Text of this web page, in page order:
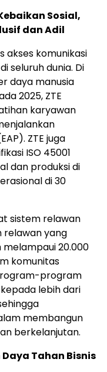
Sosial,
dan Adil
akses komunikasi
seluruh dunia. Di
daya manusia
2025, ZTE
karyawan
ZTE juga
ISO 45001
dan produksi di
di 30
sistem relawan
relawan yang
20.000
komunitas
program
lebih dari
membangun
berkelanjutan.
Tahan Bisnis